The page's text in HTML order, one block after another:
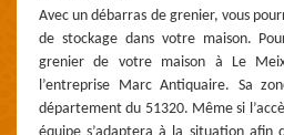
Avec un débarras de grenier, vous
de stockage dans votre maison.
grenier de votre maison à Le
l’entreprise Marc Antiquaire. Sa
département du 51320. Même si
équipe s’adaptera à la situation afin